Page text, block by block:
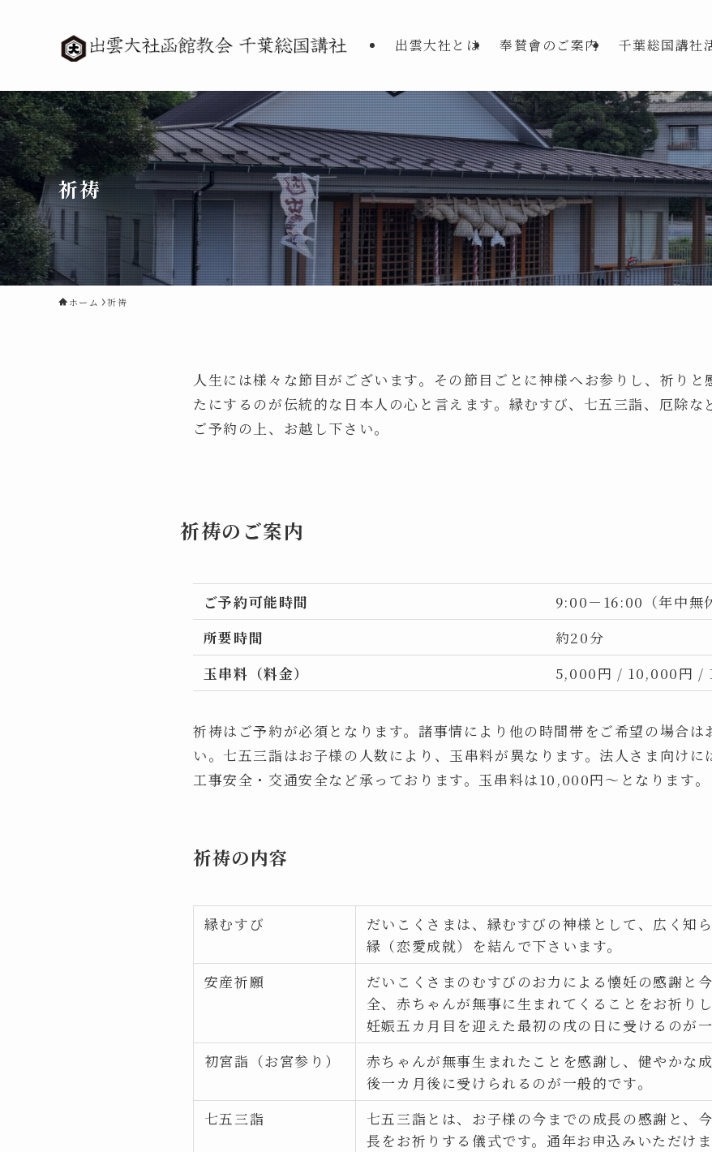
出雲大社とは 奉賛會のご案内 千葉総国講社
祈祷
ホーム 祈祷
人生には様々な節目がございます。その節目ごとに神様へお参りし、祈りと
たにするのが伝統的な日本人の心と言えます。縁むすび、七五三詣、厄除な
ご予約の上、お越し下さい。
祈祷のご案内
ご予約可能時間
9:00－16:00（年中無
所要時間
約20分
玉串料（料金）
5,000円 / 10,000円 /
祈祷はご予約が必須となります。諸事情により他の時間帯をご希望の場合は
い。七五三詣はお子様の人数により、玉串料が異なります。法人さま向けに
工事安全・交通安全など承っております。玉串料は10,000円～となります。
祈祷の内容
縁むすび
だいこくさまは、縁むすびの神様として、広く知
縁（恋愛成就）を結んで下さいます。
安産祈願
だいこくさまのむすびのお力による懐妊の感謝と
全、赤ちゃんが無事に生まれてくることをお祈りし
妊娠五カ月目を迎えた最初の戌の日に受けるのが一
初宮詣（お宮参り）
赤ちゃんが無事生まれたことを感謝し、健やかな
後一カ月後に受けられるのが一般的です。
七五三詣
七五三詣とは、お子様の今までの成長の感謝と、
長をお祈りする儀式です。通年お申込みいただけま